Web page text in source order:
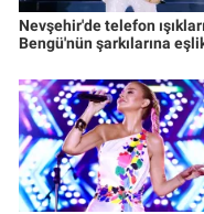
Nevşehir'de telefon ışıkları
Bengü'nün şarkılarına